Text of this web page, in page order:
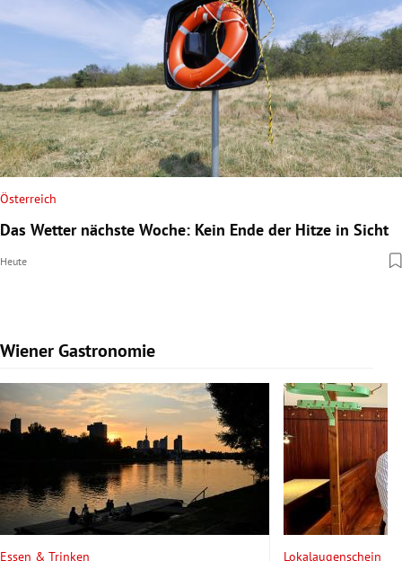
Österreich
Das Wetter nächste Woche: Kein Ende der Hitze in Sicht
Heute
Wiener Gastronomie
Slide 1 von 15
Essen & Trinken Lokalaugenschein